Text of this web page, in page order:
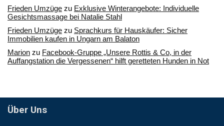
Frieden Umzüge zu Exklusive Winterangebote: Individuelle
Gesichtsmassage bei Natalie Stahl
Frieden Umzüge zu Sprachkurs für Hauskäufer: Sicher
Immobilien kaufen in Ungarn am Balaton
Marion zu Facebook-Gruppe „Unsere Rottis & Co, in der
Auffangstation die Vergessenen“ hilft geretteten Hunden in Not
Über Uns